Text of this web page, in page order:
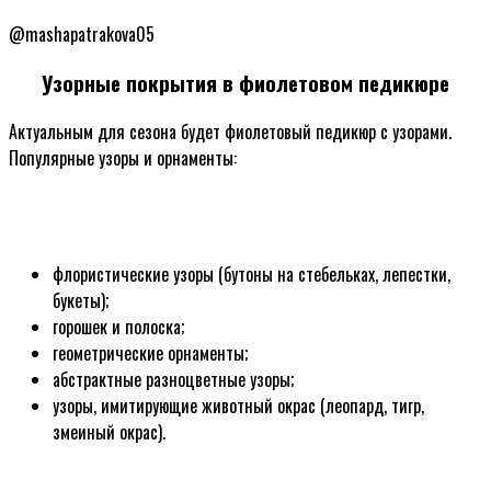
@mashapatrakova05
Узорные покрытия в фиолетовом педикюре
Актуальным для сезона будет фиолетовый педикюр с узорами.
Популярные узоры и орнаменты:
флористические узоры (бутоны на стебельках, лепестки,
букеты);
горошек и полоска;
геометрические орнаменты;
абстрактные разноцветные узоры;
узоры, имитирующие животный окрас (леопард, тигр,
змеиный окрас).